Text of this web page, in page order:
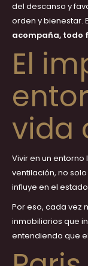
del descanso y
orden y bienestar.
acompaña, todo
El
vida
Vivir en un
ventilación, no
influye en el
Por eso, cada vez
inmobiliarios que
entendiendo que